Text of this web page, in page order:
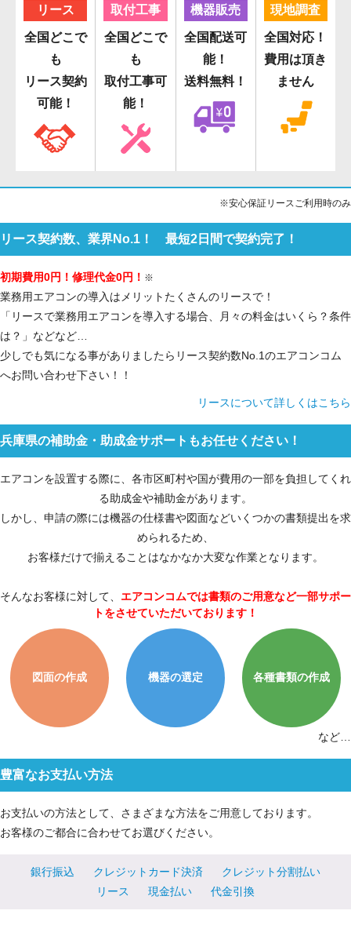
リース
全国どこで
も
リース契約
可能！
取付工事
全国どこで
も
取付工事可
能！
機器販売
全国配送可
能！
送料無料！
現地調査
全国対応！
費用は頂き
ません
※安心保証リースご利用時のみ
リース契約数、業界No.1！ 最短2日間で契約完了！
初期費用0円！修理代金0円！ ※
業務用エアコンの導入はメリットたくさんのリースで！
「リースで業務用エアコンを導入する場合、月々の料金はいくら？条件
は？」などなど…
少しでも気になる事がありましたらリース契約数No.1のエアコンコム
へお問い合わせ下さい！！
リースについて詳しくはこちら
兵庫県の補助金・助成金サポートもお任せください！
エアコンを設置する際に、各市区町村や国が費用の一部を負担してくれ
る助成金や補助金があります。
しかし、申請の際には機器の仕様書や図面などいくつかの書類提出を求
められるため、
お客様だけで揃えることはなかなか大変な作業となります。
そんなお客様に対して、 エアコンコムでは書類のご用意など一部サポー
トをさせていただいております！
図面の作成 機器の選定 各種書類の作成
など…
豊富なお支払い方法
お支払いの方法として、さまざまな方法をご用意しております。
お客様のご都合に合わせてお選びください。
銀行振込 クレジットカード決済
クレジット分割払い
リース
現金払い 代金引換